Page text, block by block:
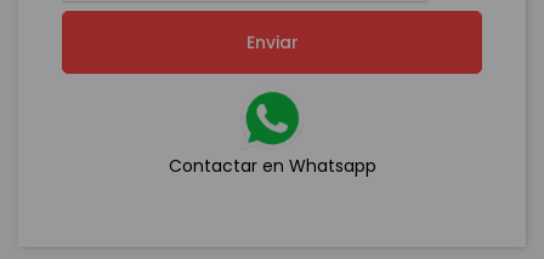
Enviar
Contactar en Whatsapp